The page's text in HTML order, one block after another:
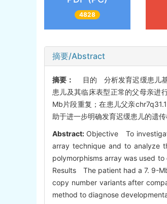
4828
摘要/Abstract
摘要：
目的 分析发育迟缓患儿基
患儿及其临床表型正常的父母亲
Mb片段重复；在患儿父亲
助于进一步明确发育迟缓患儿的遗传
Abstract: Objective To
array technique and to analyze
polymorphisms array was used
Results The patient had a 7. 9-
copy number variants after
method to diagnose